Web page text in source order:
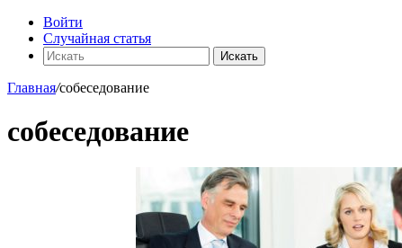
Войти
Случайная статья
Искать
Главная/собеседование
собеседование